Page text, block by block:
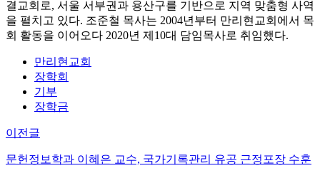
결교회로, 서울 서부권과 용산구를 기반으로 지역 맞춤형 사역
을 펼치고 있다. 조준철 목사는 2004년부터 만리현교회에서 목
회 활동을 이어오다 2020년 제10대 담임목사로 취임했다.
만리현교회
장학회
기부
장학금
이전글
문헌정보학과 이혜은 교수, 국가기록관리 유공 근정포장 수훈